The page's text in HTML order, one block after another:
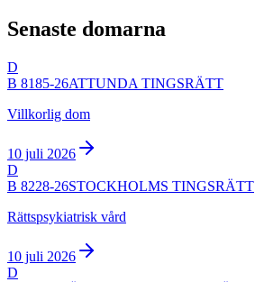
Senaste domarna
D
B 8185-26ATTUNDA TINGSRÄTT
Villkorlig dom
10 juli 2026
D
B 8228-26STOCKHOLMS TINGSRÄTT
Rättspsykiatrisk vård
10 juli 2026
D